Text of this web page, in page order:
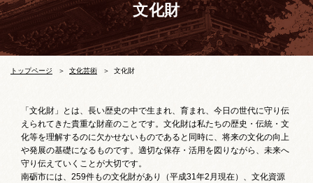
文化芸術
文化財 獅子舞 まつり
文化芸術団体
文化遺産
文化財
トップページ 文化芸術 文化財
「文化財」とは、長い歴史の中で生まれ、育まれ、今日の世代に守り伝
えられてきた貴重な財産のことです。文化財は私たちの歴史・伝統・文
化等を理解するのに欠かせないものであると同時に、将来の文化の向上
や発展の基礎になるものです。適切な保存・活用を図りながら、未来へ
守り伝えていくことが大切です。
南砺市には、259件もの文化財があり（平成31年2月現在）、文化資源